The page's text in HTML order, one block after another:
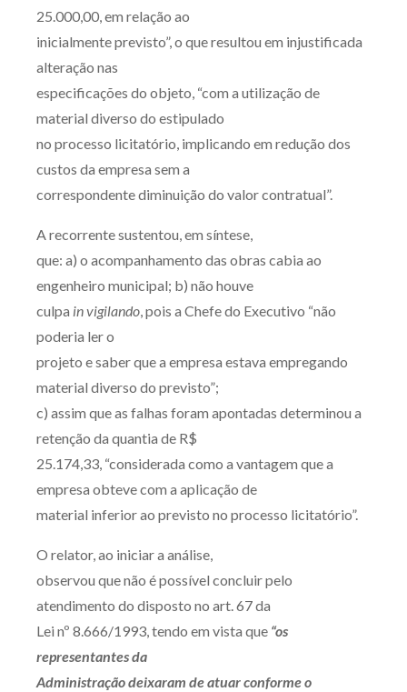
Av. Sete de Setembro, 4698
Batel Curitiba/PR CEP80240-000
Whatsapp (41) 98881-6616
25.000,00, em relação ao
inicialmente previsto”, o que resultou em injustificada
alteração nas
especificações do objeto, “com a utilização de
material diverso do estipulado
no processo licitatório, implicando em redução dos
custos da empresa sem a
correspondente diminuição do valor contratual”.
A recorrente sustentou, em síntese,
que: a) o acompanhamento das obras cabia ao
engenheiro municipal; b) não houve
culpa in vigilando, pois a Chefe do Executivo “não
poderia ler o
projeto e saber que a empresa estava empregando
material diverso do previsto”;
c) assim que as falhas foram apontadas determinou a
retenção da quantia de R$
25.174,33, “considerada como a vantagem que a
empresa obteve com a aplicação de
material inferior ao previsto no processo licitatório”.
O relator, ao iniciar a análise,
observou que não é possível concluir pelo
atendimento do disposto no art. 67 da
Lei nº 8.666/1993, tendo em vista que “os
representantes da
Administração deixaram de atuar conforme o